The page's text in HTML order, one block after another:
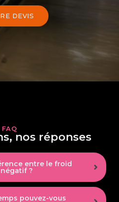
DEVIS
FAQ
nos réponses
entre le froid
?
pouvez-vous